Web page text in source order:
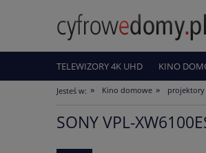
TELEWIZORY 4K UHD KINO
Jesteś w: » Kino domowe »
SONY VPL-